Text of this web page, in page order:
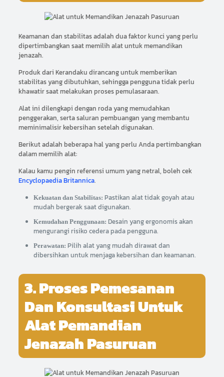
Keamanan dan stabilitas adalah dua faktor kunci yang perlu
dipertimbangkan saat memilih alat untuk memandikan
jenazah.
Produk dari Kerandaku dirancang untuk memberikan
stabilitas yang dibutuhkan, sehingga pengguna tidak perlu
khawatir saat melakukan proses pemulasaraan.
Alat ini dilengkapi dengan roda yang memudahkan
penggerakan, serta saluran pembuangan yang membantu
meminimalisir kebersihan setelah digunakan.
Berikut adalah beberapa hal yang perlu Anda pertimbangkan
dalam memilih alat:
Kalau kamu pengin referensi umum yang netral, boleh cek
Encyclopaedia Britannica.
Kekuatan dan Stabilitas: Pastikan alat tidak goyah atau
mudah bergerak saat digunakan.
Kemudahan Penggunaan: Desain yang ergonomis akan
mengurangi risiko cedera pada pengguna.
Perawatan: Pilih alat yang mudah dirawat dan
dibersihkan untuk menjaga kebersihan dan keamanan.
3. Proses Pemesanan
Dan Konsultasi Untuk
Alat Pemandian
Jenazah Pasuruan